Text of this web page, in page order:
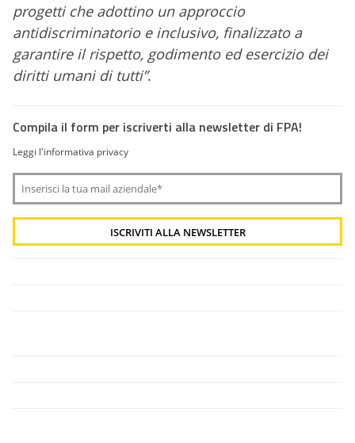
progetti che adottino un approccio
antidiscriminatorio e inclusivo, finalizzato a
garantire il rispetto, godimento ed esercizio dei
diritti umani di tutti”.
Compila il form per iscriverti alla newsletter di FPA!
Leggi l'informativa privacy